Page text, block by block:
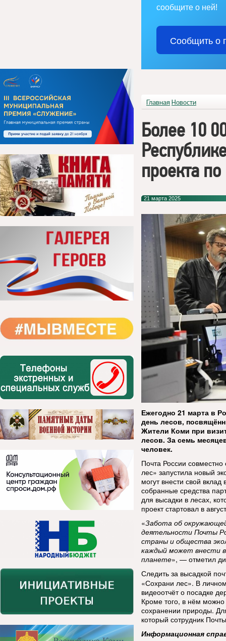
сообщите о ней!
Сообщить о
Главная Новости
Более 10
проекта
21 марта 2025
Ежегодно 21 марта в
день лесов,
Жители Коми при
лесов. За семь
человек.
Почта России
лес» запустила новый
могут внести свой
собранные средства
для высадки в лесах,
проект стартовал в
«Забота об
деятельности Почты
страны и общества
каждый может внести
планете», — отметил
Следить за высадкой
«Сохрани лес». В
видеоотчёт о посадке
Кроме того, в нём
сохранении природы.
который сотрудник
Информационная